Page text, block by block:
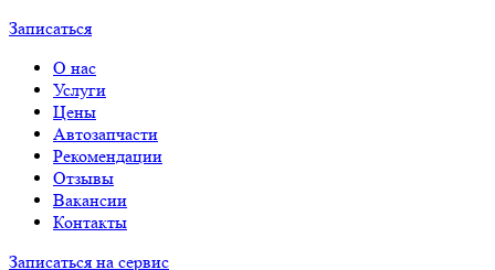
Записаться
О нас
Услуги
Цены
Автозапчасти
Рекомендации
Отзывы
Вакансии
Контакты
Записаться на сервис